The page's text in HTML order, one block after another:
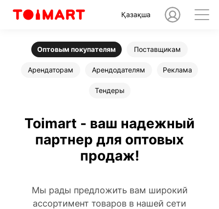
Қазақша
Оптовым покупателям Поставщикам
Арендаторам Арендодателям Реклама
Тендеры
Toimart - ваш надежный
партнер для оптовых
продаж!
Мы рады предложить вам широкий
ассортимент товаров в нашей сети